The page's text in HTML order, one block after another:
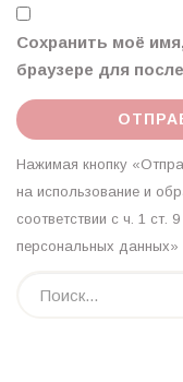
Сохранить моё
браузере для
Нажимая кнопку
на использование и
соответствии с ч. 1
персональных данных»